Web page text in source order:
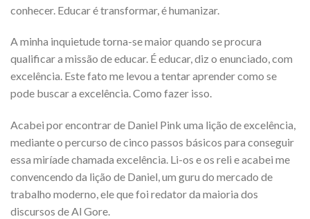
conhecer. Educar é transformar, é humanizar.
A minha inquietude torna-se maior quando se procura
qualificar a missão de educar. É educar, diz o enunciado, com
excelência. Este fato me levou a tentar aprender como se
pode buscar a excelência. Como fazer isso.
Acabei por encontrar de Daniel Pink uma lição de excelência,
mediante o percurso de cinco passos básicos para conseguir
essa miríade chamada excelência. Li-os e os reli e acabei me
convencendo da lição de Daniel, um guru do mercado de
trabalho moderno, ele que foi redator da maioria dos
discursos de Al Gore.